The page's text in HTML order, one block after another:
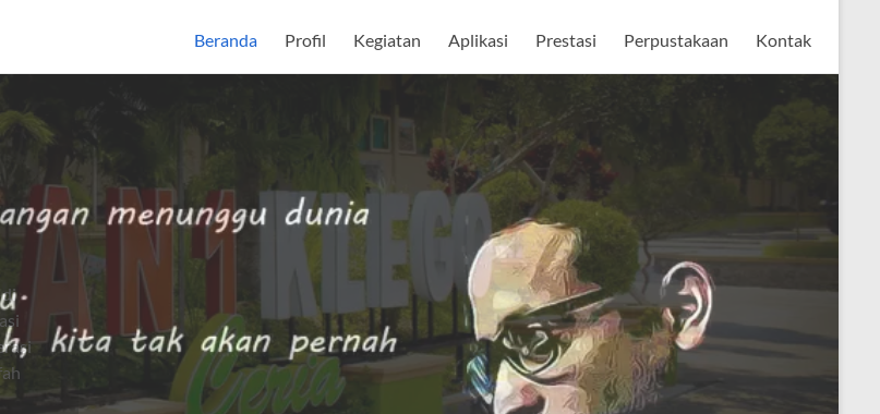
Beranda Profil Kegiatan Aplikasi Prestasi Perpustakaan Kontak